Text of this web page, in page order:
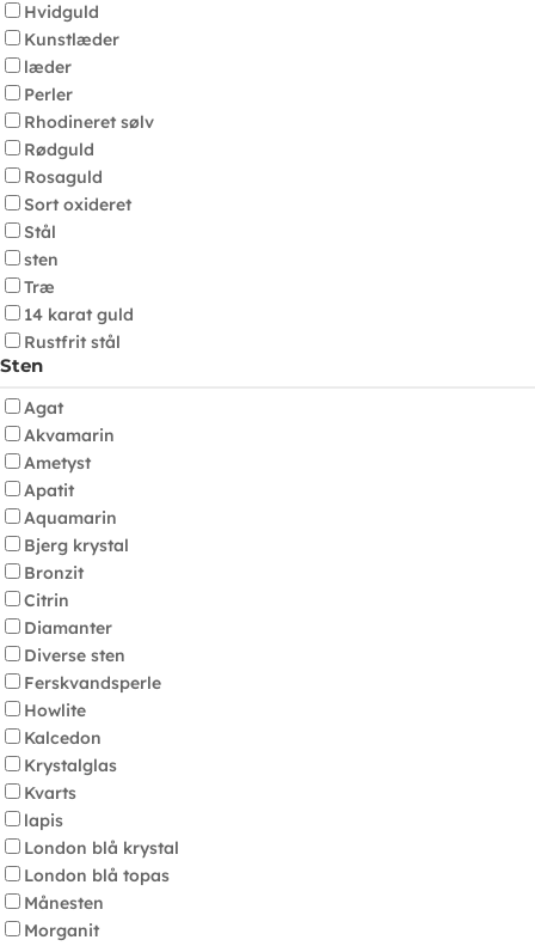
Hvidguld
Kunstlæder
læder
Perler
Rhodineret sølv
Rødguld
Rosaguld
Sort oxideret
Stål
sten
Træ
14 karat guld
Rustfrit stål
Sten
Agat
Akvamarin
Ametyst
Apatit
Aquamarin
Bjerg krystal
Bronzit
Citrin
Diamanter
Diverse sten
Ferskvandsperle
Howlite
Kalcedon
Krystalglas
Kvarts
lapis
London blå krystal
London blå topas
Månesten
Morganit